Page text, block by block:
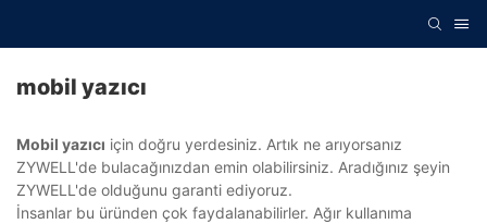
mobil yazıcı
Mobil yazıcı için doğru yerdesiniz. Artık ne arıyorsanız
ZYWELL'de bulacağınızdan emin olabilirsiniz. Aradığınız şeyin
ZYWELL'de olduğunu garanti ediyoruz.
İnsanlar bu üründen çok faydalanabilirler. Ağır kullanıma